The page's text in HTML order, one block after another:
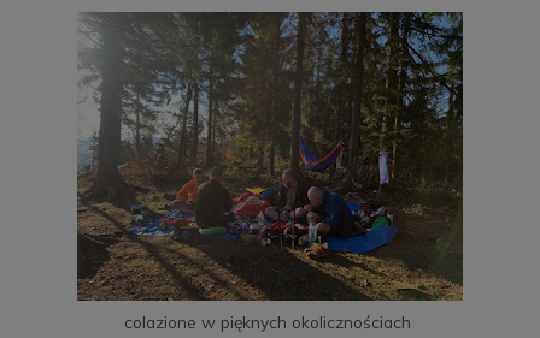
colazione w pięknych okolicznościach